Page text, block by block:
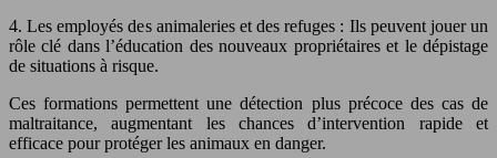
4. Les employés des animaleries et des refuges : Ils peuvent jouer un
rôle clé dans l’éducation des nouveaux propriétaires et le dépistage
de situations à risque.
Ces formations permettent une détection plus précoce des cas de
maltraitance, augmentant les chances d’intervention rapide et
efficace pour protéger les animaux en danger.